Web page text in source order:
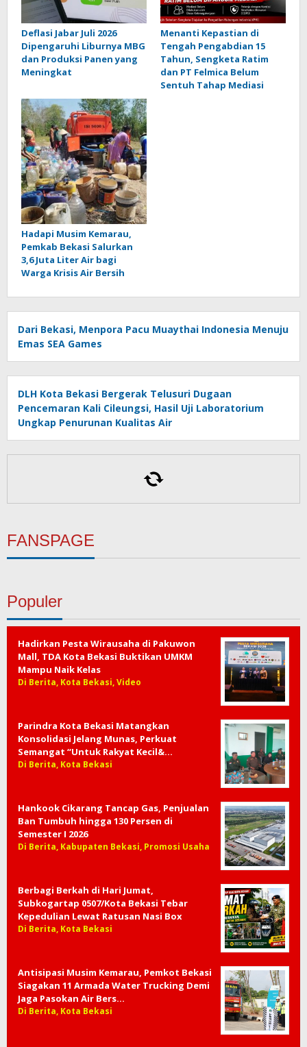
Deflasi Jabar Juli 2026
Dipengaruhi Liburnya MBG
dan Produksi Panen yang
Meningkat
Menanti Kepastian di
Tengah Pengabdian 15
Tahun, Sengketa Ratim
dan PT Felmica Belum
Sentuh Tahap Mediasi
Hadapi Musim Kemarau,
Pemkab Bekasi Salurkan
3,6 Juta Liter Air bagi
Warga Krisis Air Bersih
Dari Bekasi, Menpora Pacu Muaythai Indonesia Menuju
Emas SEA Games
DLH Kota Bekasi Bergerak Telusuri Dugaan
Pencemaran Kali Cileungsi, Hasil Uji Laboratorium
Ungkap Penurunan Kualitas Air
FANSPAGE
Populer
Hadirkan Pesta Wirausaha di Pakuwon
Mall, TDA Kota Bekasi Buktikan UMKM
Mampu Naik Kelas
Di Berita, Kota Bekasi, Video
Parindra Kota Bekasi Matangkan
Konsolidasi Jelang Munas, Perkuat
Semangat “Untuk Rakyat Kecil&…
Di Berita, Kota Bekasi
Hankook Cikarang Tancap Gas, Penjualan
Ban Tumbuh hingga 130 Persen di
Semester I 2026
Di Berita, Kabupaten Bekasi, Promosi Usaha
Berbagi Berkah di Hari Jumat,
Subkogartap 0507/Kota Bekasi Tebar
Kepedulian Lewat Ratusan Nasi Box
Di Berita, Kota Bekasi
Antisipasi Musim Kemarau, Pemkot Bekasi
Siagakan 11 Armada Water Trucking Demi
Jaga Pasokan Air Bers…
Di Berita, Kota Bekasi